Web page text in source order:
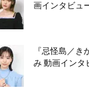
画インタビュ
『忌怪島／き
み 動画インタ